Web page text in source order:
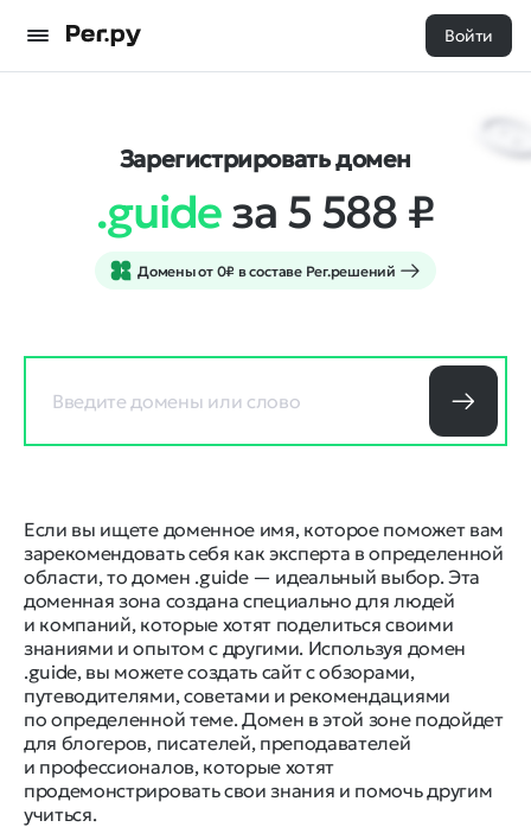
Войти
Зарегистрировать домен
.guideза 5 588 ₽
Домены от 0₽ в составе Рег.решений
Если вы ищете доменное имя, которое поможет вам
зарекомендовать себя как эксперта в определенной
области, то домен .guide — идеальный выбор. Эта
доменная зона создана специально для людей
и компаний, которые хотят поделиться своими
знаниями и опытом с другими. Используя домен
.guide, вы можете создать сайт с обзорами,
путеводителями, советами и рекомендациями
по определенной теме. Домен в этой зоне подойдет
для блогеров, писателей, преподавателей
и профессионалов, которые хотят
продемонстрировать свои знания и помочь другим
учиться.